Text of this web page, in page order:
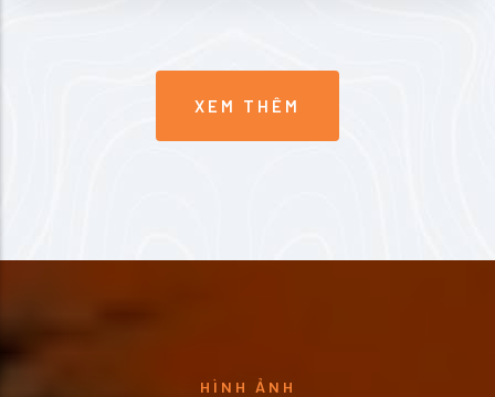
XEM THÊM
HÌNH ẢNH